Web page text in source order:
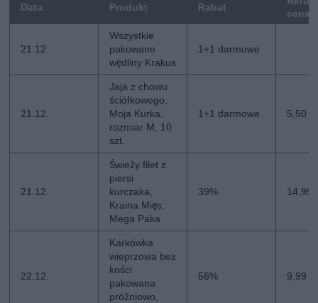
Data Produkt Rabat
cena
21.12.
Wszystkie
pakowane
wędliny Krakus
1+1 darmowe
21.12.
Jaja z chowu
ściółkowego,
Moja Kurka,
rozmiar M, 10
szt.
1+1 darmowe 5,50
21.12.
Świeży filet z
piersi
kurczaka,
Kraina Mięs,
Mega Paka
39% 14,99
22.12.
Karkówka
wieprzowa bez
kości
pakowana
próżniowo,
56% 9,99